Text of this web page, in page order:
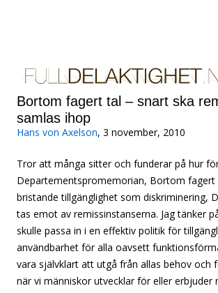
Om rätten att leva det liv du vill, oavsettHoppa till
Bortom fagert tal – snart ska
samlas ihop
Hans von Axelson, 3 november, 2010
Tror att många sitter och funderar på hur
Departementspromemorian, Bortom fagert
bristande tillgänglighet som diskriminering,
tas emot av remissinstanserna. Jag tänker
skulle passa in i en effektiv politik för
användbarhet för alla oavsett
vara självklart att utgå från allas behov och
när vi människor utvecklar för eller erbjuder